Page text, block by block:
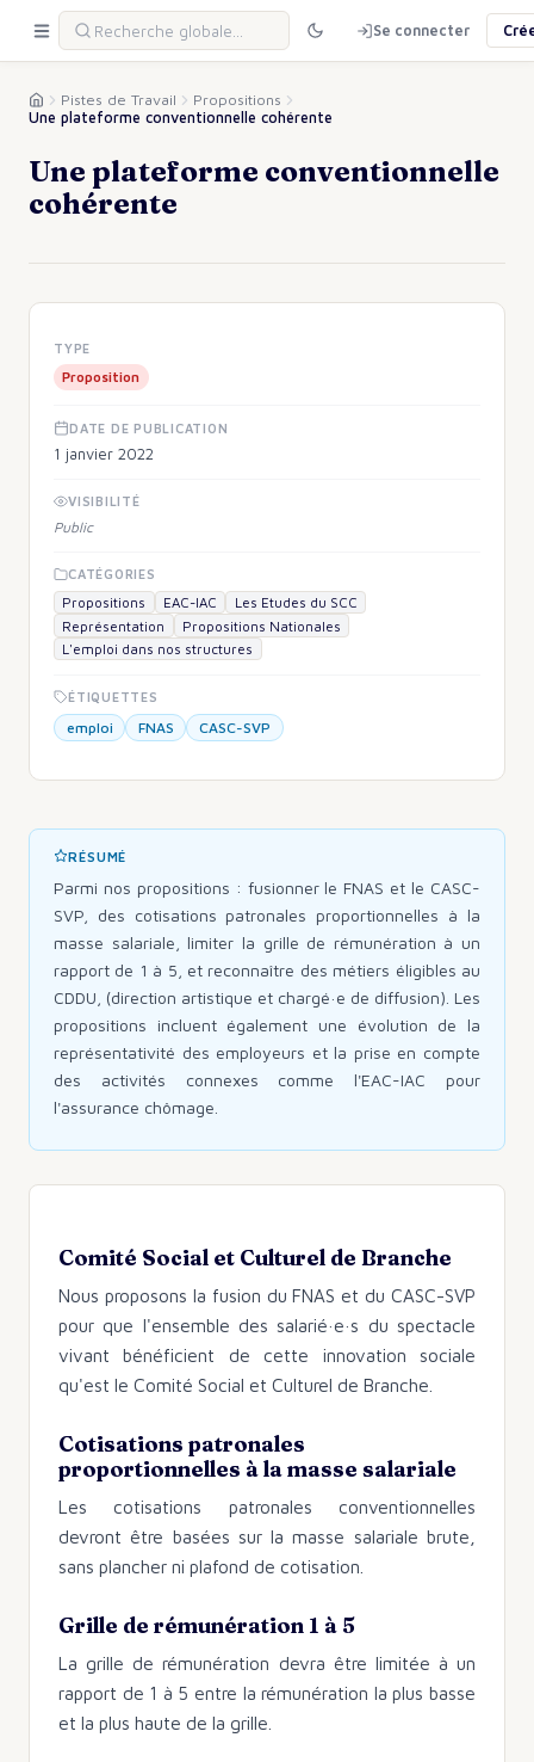
Se connecter
Pistes de Travail
Propositions
Une plateforme conventionnelle cohérente
Une plateforme conventionnelle
cohérente
RÉSUMÉ
Parmi nos propositions : fusionner le FNAS et le CASC-
SVP, des cotisations patronales proportionnelles à la
masse salariale, limiter la grille de rémunération à un
rapport de 1 à 5, et reconnaître des métiers éligibles au
CDDU, (direction artistique et chargé·e de diffusion). Les
propositions incluent également une évolution de la
représentativité des employeurs et la prise en compte
des activités connexes comme l'EAC-IAC pour
l'assurance chômage.
Comité Social et Culturel de Branche
Nous proposons la fusion du FNAS et du CASC-SVP
pour que l'ensemble des salarié·e·s du spectacle
vivant bénéficient de cette innovation sociale
qu'est le Comité Social et Culturel de Branche.
Cotisations patronales
proportionnelles à la masse salariale
Les cotisations patronales conventionnelles
devront être basées sur la masse salariale brute,
sans plancher ni plafond de cotisation.
Grille de rémunération 1 à 5
La grille de rémunération devra être limitée à un
rapport de 1 à 5 entre la rémunération la plus basse
et la plus haute de la grille.
TYPE
Proposition
DATE DE PUBLICATION
1 janvier 2022
VISIBILITÉ
Public
CATÉGORIES
Propositions EAC-IAC
Les Etudes du SCC
Représentation
Propositions Nationales
L'emploi dans nos structures
ÉTIQUETTES
emploi FNAS CASC-SVP